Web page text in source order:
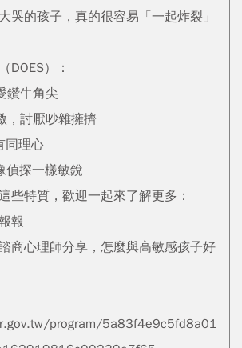
哭的孩子，真的很容易「一起炸裂」
DOES）：
鑽牛角尖
，討厭吵雜擁擠
同理心
偵探一樣敏銳
些特質，歡迎一起來了解更多：
報
商心理師分享，怎麼與高敏感孩子好
program/5a83f4e9c5fd8a01